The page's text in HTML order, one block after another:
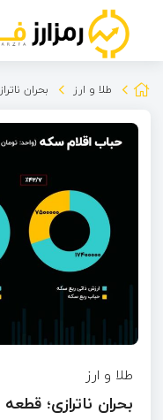
طلا و ارز بحران
طلا و ارز
بحران ناترازی؛